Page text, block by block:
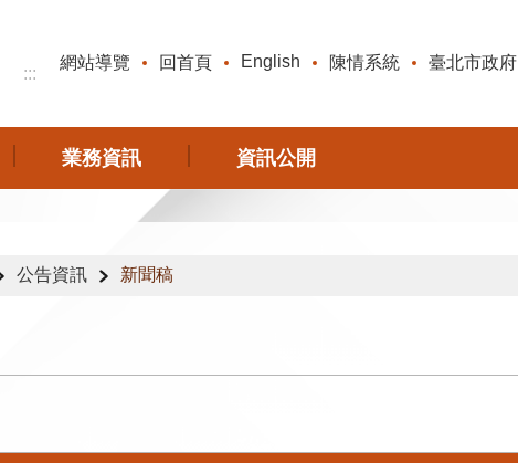
:::
網站導覽 回首頁 English 陳情系統 臺北市政府
業務資訊 資訊公開
公告資訊 新聞稿